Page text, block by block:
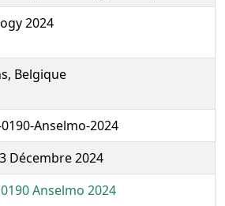
2024
Belgique
Anselmo-2024
Décembre 2024
Anselmo 2024